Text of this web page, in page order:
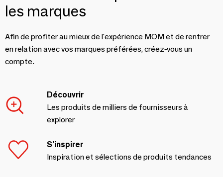
les marques
Afin de profiter au mieux de l'expérience MOM et de rentrer
en relation avec vos marques préférées, créez-vous un
compte.
Découvrir
Les produits de milliers de fournisseurs à
explorer
S'inspirer
Inspiration et sélections de produits tendances